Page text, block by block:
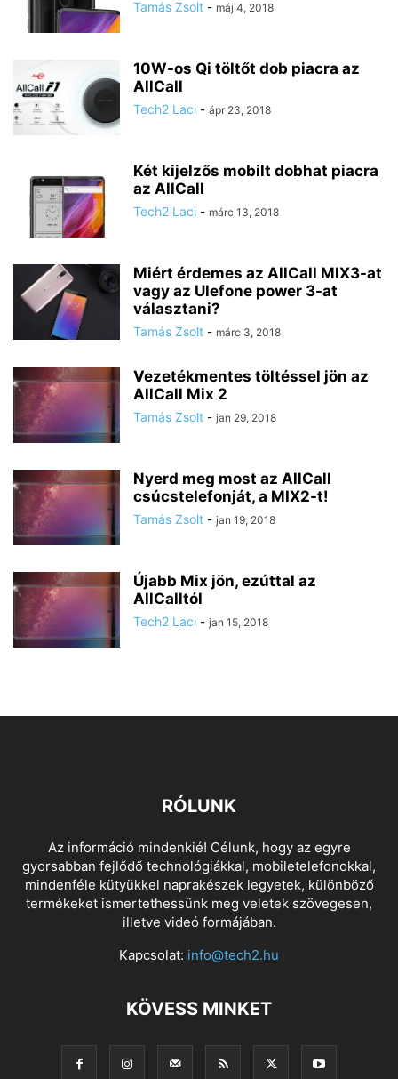
Tamás Zsolt - máj 4, 2018
10W-os Qi töltőt dob piacra az
AllCall
Tech2 Laci - ápr 23, 2018
Két kijelzős mobilt dobhat piacra
az AllCall
Tech2 Laci - márc 13, 2018
Miért érdemes az AllCall MIX3-at
vagy az Ulefone power 3-at
választani?
Tamás Zsolt - márc 3, 2018
Vezetékmentes töltéssel jön az
AllCall Mix 2
Tamás Zsolt - jan 29, 2018
Nyerd meg most az AllCall
csúcstelefonját, a MIX2-t!
Tamás Zsolt - jan 19, 2018
Újabb Mix jön, ezúttal az
AllCalltól
Tech2 Laci - jan 15, 2018
RÓLUNK
Az információ mindenkié! Célunk, hogy az egyre
gyorsabban fejlődő technológiákkal, mobiletelefonokkal,
mindenféle kütyükkel naprakészek legyetek, különböző
termékeket ismertethessünk meg veletek szövegesen,
illetve videó formájában.
Kapcsolat: info@tech2.hu
KÖVESS MINKET